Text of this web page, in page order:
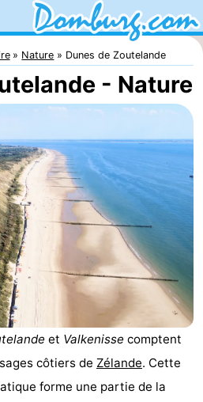
Nature Dunes de Zoutelande
- Nature
et Valkenisse comptent
côtiers de Zélande. Cette
forme une partie de la